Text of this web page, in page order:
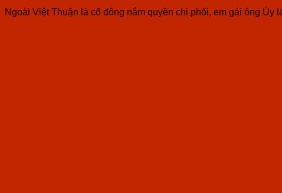
Ngoài Việt Thuận là cổ đông nắm quyền chi phối, em gái ông